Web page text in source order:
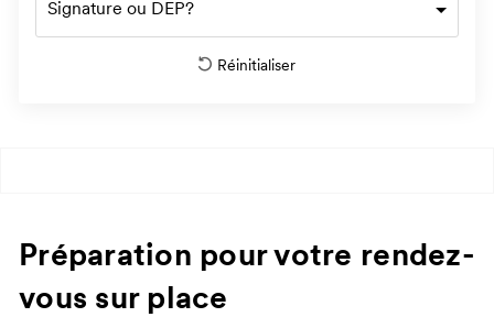
Signature ou DEP?
Réinitialiser
Préparation pour votre rendez-
vous sur place